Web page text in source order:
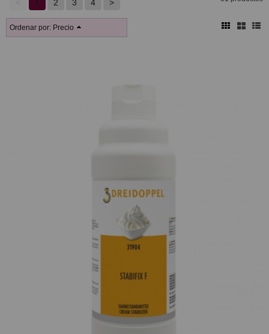
1 2 3 4 >
Ordenar por: Precio